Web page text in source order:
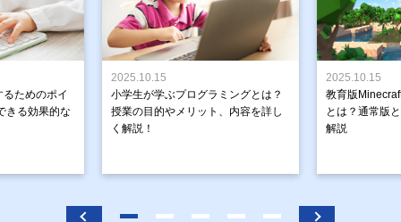
ためのポイ
きる効果的な
2025.10.15
小学生が学ぶプログラミングとは？
授業の目的やメリット、内容を詳し
く解説！
2025.10.15
教育版
とは？通常版
解説